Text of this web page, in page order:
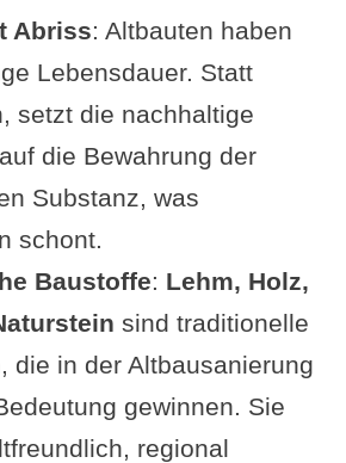
nachhaltiges Material
neuen Szene
Verwendung
aus
Altbauten
oder Frage von dir?
interessant
Abriss: Altbauten haben
Lebensdauer. Statt
setzt die nachhaltige
die Bewahrung der
Substanz, was
schont.
Baustoffe: Lehm, Holz,
sind traditionelle
die in der Altbausanierung
gewinnen. Sie
regional